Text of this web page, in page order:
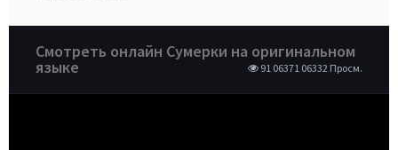
Смотреть онлайн Сумерки на оригинальном
языке 91 06371 06332 Просм.